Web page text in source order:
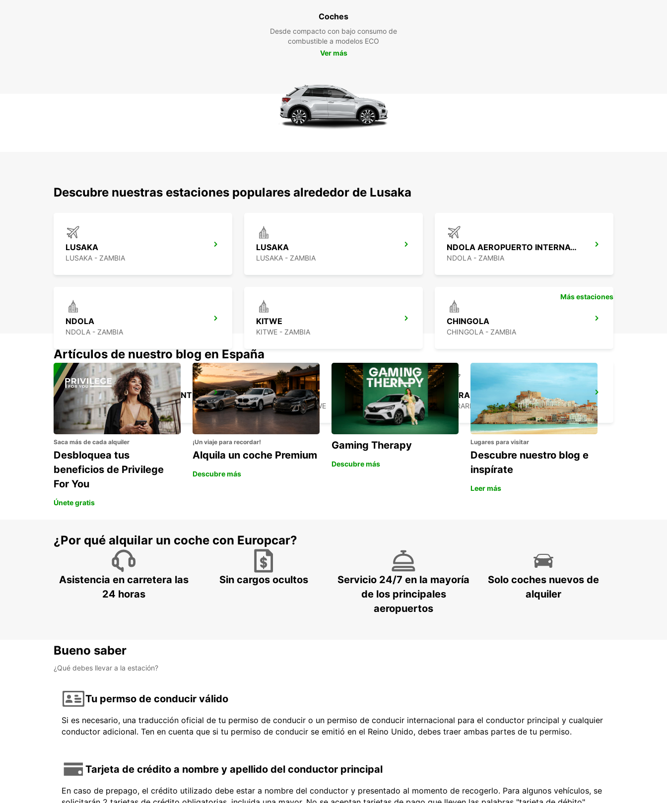
Coches
Desde compacto con bajo consumo de
combustible a modelos ECO
Ver más
Descubre nuestras estaciones populares alrededor de Lusaka
LUSAKA
LUSAKA - ZAMBIA
LUSAKA
LUSAKA - ZAMBIA
NDOLA AEROPUERTO INTERNACIONAL
NDOLA - ZAMBIA
NDOLA
NDOLA - ZAMBIA
KITWE
KITWE - ZAMBIA
CHINGOLA
CHINGOLA - ZAMBIA
LIVINGSTONE AEROPUERTO INTERNACIONAL
LIVINGSTONE - ZAMBIA
HARARE OFFICE
HARARE - ZIMBABWE
HARARE AEROPUERTO
HARARE - ZIMBABWE
Más estaciones
Artículos de nuestro blog en España
Saca más de cada alquiler
Desbloquea tus
beneficios de Privilege
For You
Únete gratis
¡Un viaje para recordar!
Alquila un coche Premium
Descubre más
Gaming Therapy
Descubre más
Lugares para visitar
Descubre nuestro blog e
inspírate
Leer más
¿Por qué alquilar un coche con Europcar?
Asistencia en carretera las
24 horas
Sin cargos ocultos
Servicio 24/7 en la mayoría
de los principales
aeropuertos
Solo coches nuevos de
alquiler
Bueno saber
¿Qué debes llevar a la estación?
Tu permso de conducir válido
Si es necesario, una traducción oficial de tu permiso de conducir o un permiso de conducir internacional para el conductor principal y cualquier
conductor adicional. Ten en cuenta que si tu permiso de conducir se emitió en el Reino Unido, debes traer ambas partes de tu permiso.
Tarjeta de crédito a nombre y apellido del conductor principal
En caso de prepago, el crédito utilizado debe estar a nombre del conductor y presentado al momento de recogerlo. Para algunos vehículos, se